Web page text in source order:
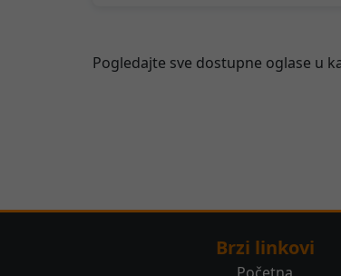
Pogledajte sve dostupne oglase u
Brzi linkovi